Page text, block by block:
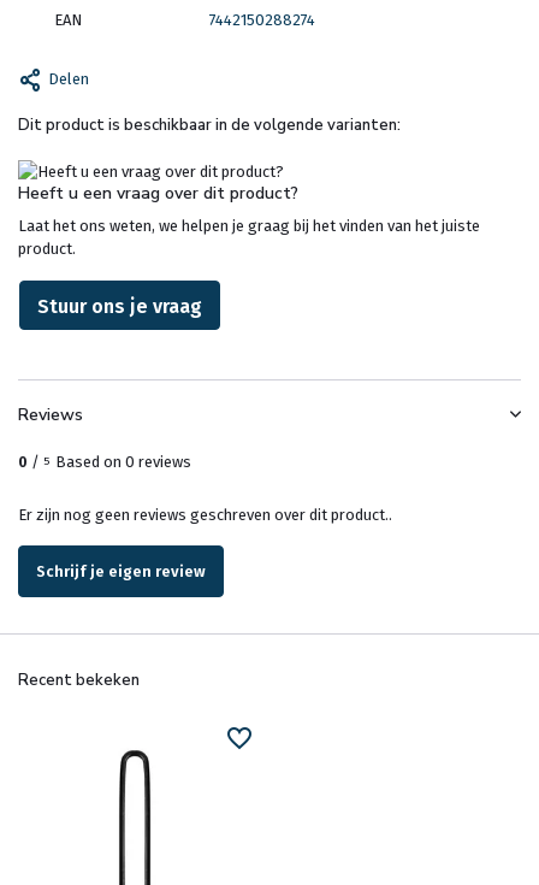
EAN 7442150288274
Delen
Dit product is beschikbaar in de volgende varianten:
Heeft u een vraag over dit product?
Laat het ons weten, we helpen je graag bij het vinden van het juiste
product.
Stuur ons je vraag
Reviews
0 / 5 Based on 0 reviews
Er zijn nog geen reviews geschreven over dit product..
Schrijf je eigen review
Recent bekeken